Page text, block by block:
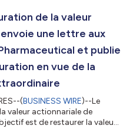
extraordinaire des
de la valeur
une lettre aux
et publie
en vue de la
(BUSINESS WIRE)--Le
valeur actionnariale de
est de restaurer la valeur